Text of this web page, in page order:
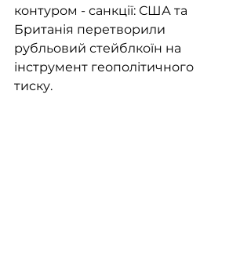
контуром - санкції: США та
Британія перетворили
рубльовий стейблкоїн на
інструмент геополітичного
тиску.